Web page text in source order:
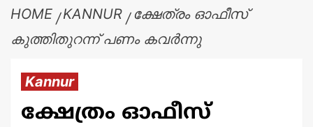
HOME KANNUR
ക്ഷേത്രം ഓഫീസ്
കുത്തിതുറന്ന് പണം കവർന്നു
Kannur
ക്ഷേത്രം ഓഫീസ്